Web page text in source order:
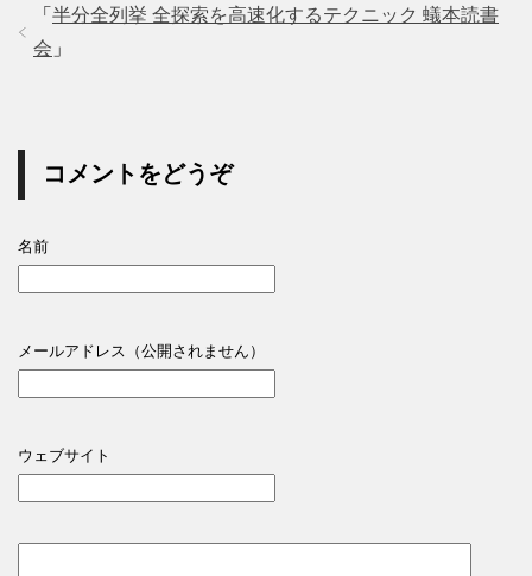
「 半分全列挙 全探索を高速化するテクニック 蟻本読書
会 」
コメントをどうぞ
名前
メールアドレス（公開されません）
ウェブサイト